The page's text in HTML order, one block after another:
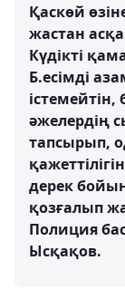
Қаскөй
жастан
Күдікті
Б.есімді
әжелердің
тапсырып,
дерек
қозғалып
Полиция
Ысқақов.